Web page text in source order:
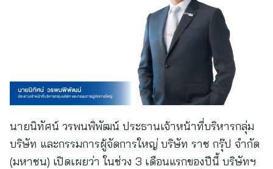
นายนิทัศน์ วรพนพิพัฒน์ ประธานเจ้าหน้าที่บริหารกลุ่ม
บริษัท และกรรมการผู้จัดการใหญ่ บริษัท ราช กรุ๊ป จำกัด
(มหาชน) เปิดเผยว่า ในช่วง 3 เดือนแรกของปีนี้ บริษัทฯ